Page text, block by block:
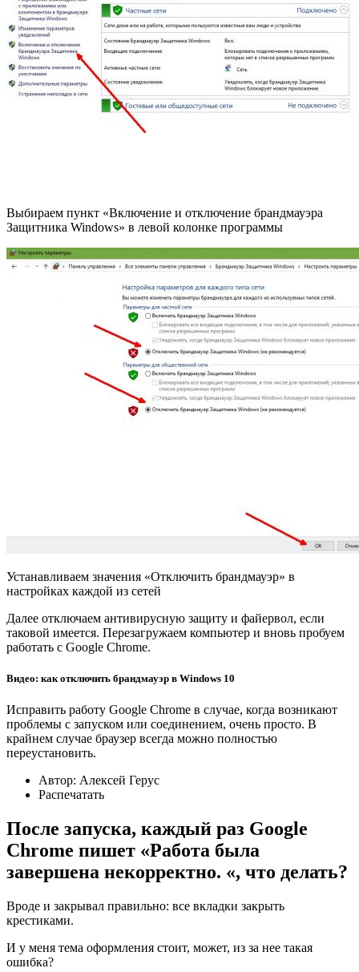
Выбираем пункт «Включение и отключение брандмауэра
Защитника Windows» в левой колонке программы
Устанавливаем значения «Отключить брандмауэр» в
настройках каждой из сетей
Далее отключаем антивирусную защиту и файервол, если
таковой имеется. Перезагружаем компьютер и вновь пробуем
работать с Google Chrome.
Видео: как отключить брандмауэр в Windows 10
Исправить работу Google Chrome в случае, когда возникают
проблемы с запуском или соединением, очень просто. В
крайнем случае браузер всегда можно полностью
переустановить.
Автор: Алексей Герус
Распечатать
После запуска, каждый раз Google
Chrome пишет «Работа была
завершена некорректно. «, что делать?
Вроде и закрывал правильно: все вкладки закрыть
крестиками.
И у меня тема оформления стоит, может, из за нее такая
ошибка?